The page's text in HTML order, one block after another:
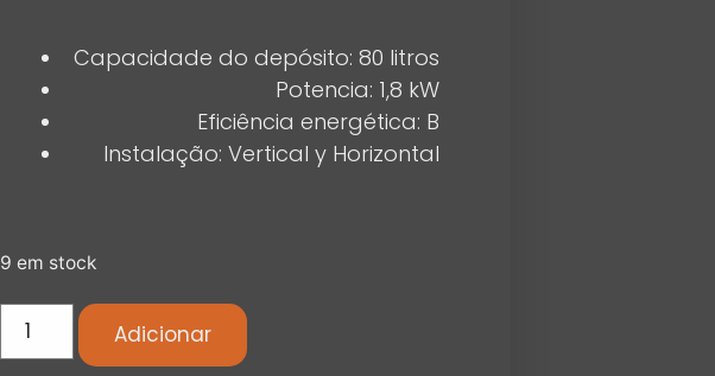
Capacidade do depósito: 80 litros
Potencia: 1,8 kW
Eficiência energética: B
Instalação: Vertical y Horizontal
9 em stock
Adicionar